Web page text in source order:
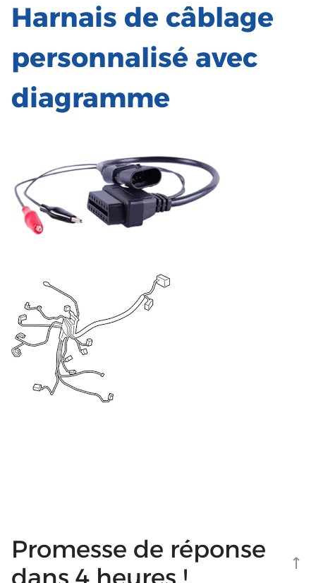
Harnais de câblage
personnalisé avec
diagramme
Promesse de réponse